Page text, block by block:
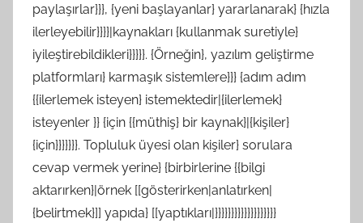
paylaşırlar}}}, {yeni başlayanlar} yararlanarak} {hızla
ilerleyebilir}}}}|kaynakları {kullanmak suretiyle}
iyileştirebildikleri}}}}}. {Örneğin}, yazılım geliştirme
platformları} karmaşık sistemlere}}} {adım adım
{{ilerlemek isteyen} istemektedir|{ilerlemek}
isteyenler }} {için {{müthiş} bir kaynak}|{kişiler}
{için}}}}}}}. Topluluk üyesi olan kişiler} sorulara
cevap vermek yerine} {birbirlerine {{bilgi
aktarırken}|örnek [[gösterirken|anlatırken|
{belirtmek}]] yapıda} [[yaptıkları|}}}}}}}}}}}}}}}}}}}